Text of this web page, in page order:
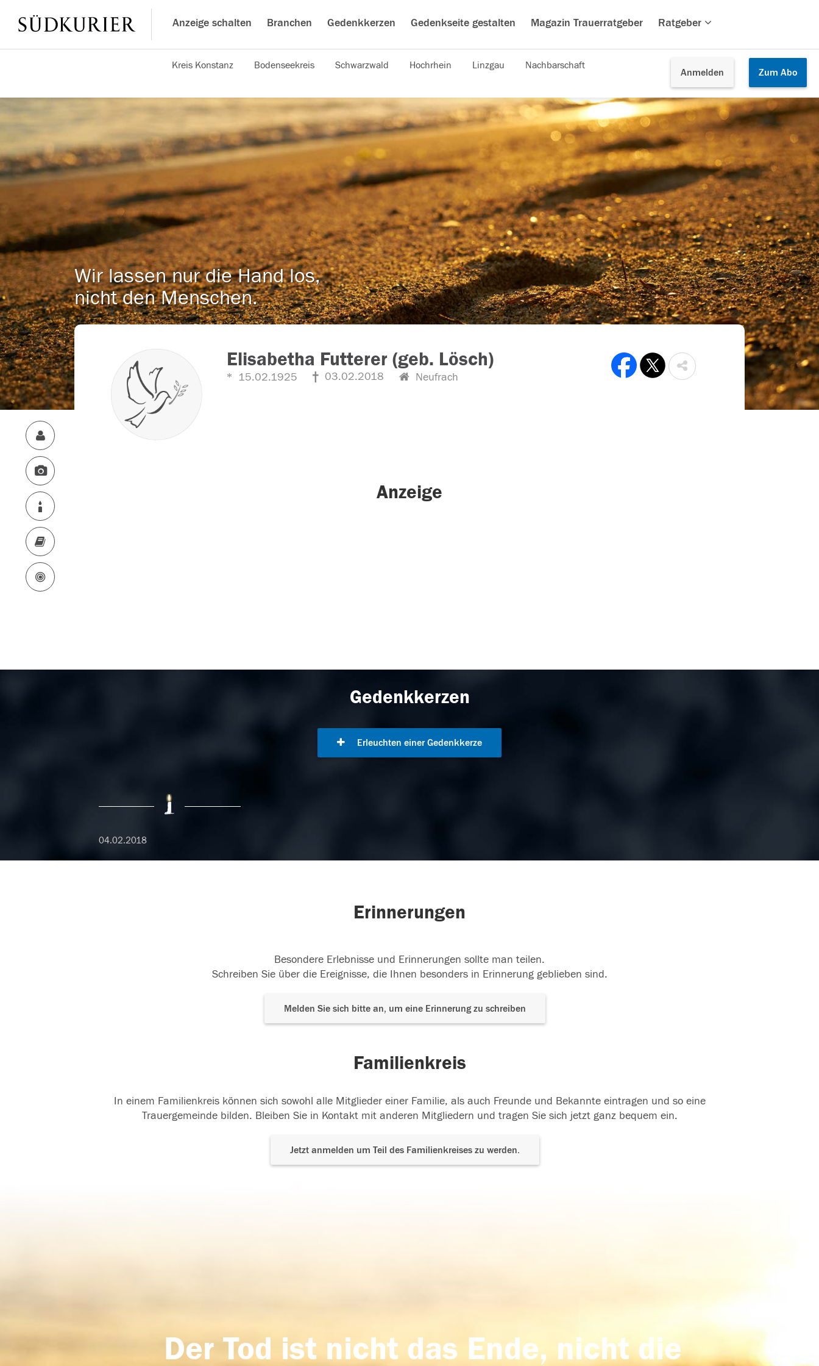
Anzeige schalten Branchen Gedenkkerzen Gedenkseite gestalten Magazin Trauerratgeber Ratgeber
Anmelden Zum Abo
Kreis Konstanz Bodenseekreis Schwarzwald Hochrhein Linzgau Nachbarschaft
Wir lassen nur die Hand los,
nicht den Menschen.
Elisabetha Futterer (geb. Lösch)
15.02.1925 03.02.2018 Neufrach
Anzeige
Gedenkkerzen
Erleuchten einer Gedenkkerze
04.02.2018
Erinnerungen
Besondere Erlebnisse und Erinnerungen sollte man teilen.
Schreiben Sie über die Ereignisse, die Ihnen besonders in Erinnerung geblieben sind.
Melden Sie sich bitte an, um eine Erinnerung zu schreiben
Familienkreis
In einem Familienkreis können sich sowohl alle Mitglieder einer Familie, als auch Freunde und Bekannte eintragen und so eine
Trauergemeinde bilden. Bleiben Sie in Kontakt mit anderen Mitgliedern und tragen Sie sich jetzt ganz bequem ein.
Jetzt anmelden um Teil des Familienkreises zu werden.
Der Tod ist nicht das Ende, nicht die